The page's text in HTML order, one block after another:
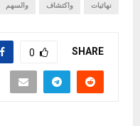
نهائيات واكتشاف والسهم
SHARE
0